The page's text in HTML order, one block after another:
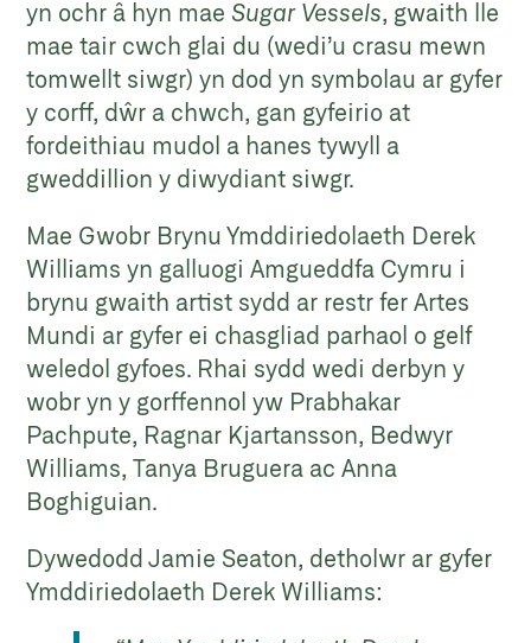
yn ochr â hyn maeSugar Vessels, gwaith lle
mae tair cwch glai du (wedi’u crasu mewn
tomwellt siwgr) yn dod yn symbolau ar gyfer
y corff, dŵr a chwch, gan gyfeirio at
fordeithiau mudol a hanes tywyll a
gweddillion y diwydiant siwgr.
Mae Gwobr Brynu Ymddiriedolaeth Derek
Williams yn galluogi Amgueddfa Cymru i
brynu gwaith artist sydd ar restr fer Artes
Mundi ar gyfer ei chasgliad parhaol o gelf
weledol gyfoes. Rhai sydd wedi derbyn y
wobr yn y gorffennol yw Prabhakar
Pachpute, Ragnar Kjartansson, Bedwyr
Williams, Tanya Bruguera ac Anna
Boghiguian.
Dywedodd Jamie Seaton, detholwr ar gyfer
Ymddiriedolaeth Derek Williams: